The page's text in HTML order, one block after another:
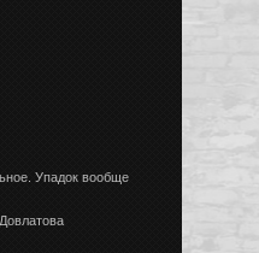
Упадок вообще